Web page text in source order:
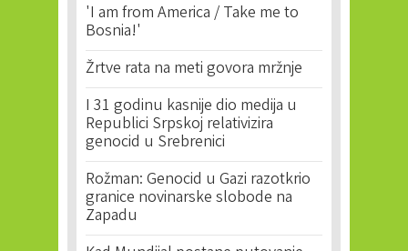
'I am from America / Take me to
Bosnia!'
Žrtve rata na meti govora mržnje
I 31 godinu kasnije dio medija u
Republici Srpskoj relativizira
genocid u Srebrenici
Rožman: Genocid u Gazi razotkrio
granice novinarske slobode na
Zapadu